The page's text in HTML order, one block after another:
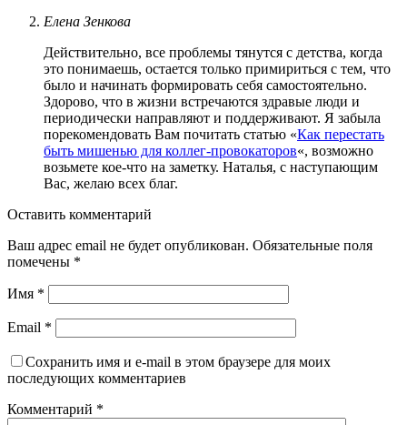
Елена Зенкова
Действительно, все проблемы тянутся с детства, когда
это понимаешь, остается только примириться с тем, что
было и начинать формировать себя самостоятельно.
Здорово, что в жизни встречаются здравые люди и
периодически направляют и поддерживают. Я забыла
порекомендовать Вам почитать статью «Как перестать
быть мишенью для коллег-провокаторов«, возможно
возьмете кое-что на заметку. Наталья, с наступающим
Вас, желаю всех благ.
Оставить комментарий
Ваш адрес email не будет опубликован. Обязательные поля
помечены *
Имя *
Email *
Сохранить имя и e-mail в этом браузере для моих
последующих комментариев
Комментарий *